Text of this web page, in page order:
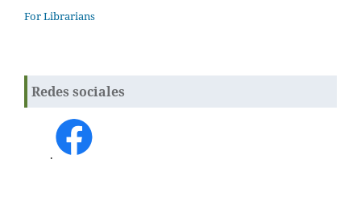
For Librarians
Redes sociales
.